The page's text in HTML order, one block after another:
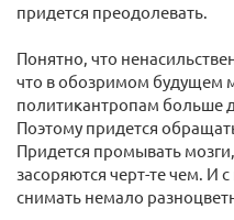
придется преодолевать.
Понятно, что
что в обозримом будущем
политикантропам больше
Поэтому придется
Придется промывать
засоряются черт-те чем. И
снимать немало